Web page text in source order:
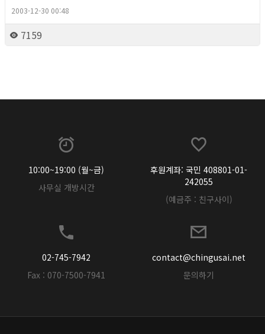
2003-12-30 00:48
7159
10:00~19:00 (월~금)
사무실 개방시간
후원계좌: 국민 408801-01-
242055
(예금주 : 친구사이)
02-745-7942
Fax : 070-7500-7941
contact@chingusai.net
문의하기